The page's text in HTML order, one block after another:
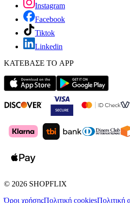
Instagram
Facebook
Tiktok
Linkedin
ΚΑΤΕΒΑΣΕ ΤΟ APP
© 2026 SHOPFLIX
Όροι χρήσηςΠολιτική cookiesΠολιτική